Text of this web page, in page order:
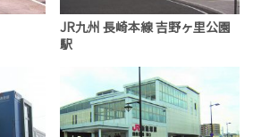
JR九州 長崎本線 吉野ヶ里公園
駅